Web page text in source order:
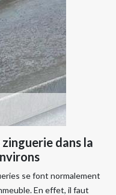
dans la
se font normalement
En effet, il faut